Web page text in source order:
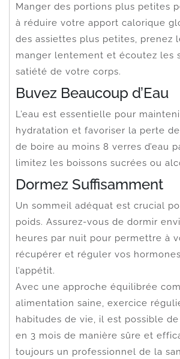
Manger des portions plus petites
à réduire votre apport calorique
des assiettes plus petites, prenez
manger lentement et écoutez les
satiété de votre corps.
Buvez Beaucoup d’Eau
L’eau est essentielle pour
hydratation et favoriser la perte de
de boire au moins 8 verres d’eau
limitez les boissons sucrées ou
Dormez Suffisamment
Un sommeil adéquat est crucial
poids. Assurez-vous de dormir
heures par nuit pour permettre à
récupérer et réguler vos
l’appétit.
Avec une approche équilibrée
alimentation saine, exercice
habitudes de vie, il est possible
en 3 mois de manière sûre et
toujours un professionnel de la